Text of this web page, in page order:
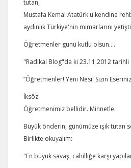
tutan,
Mustafa Kemal Atatürk'ü kendine
aydınlık Türkiye'nin mimarlarını
Öğretmenler günü kutlu olsun....
"Radikal Blog"da ki 23.11.2012 tarihli
“Öğretmenler! Yeni Nesil Sizin
İksöz:
Öğretmenimiz bellidir. Minnetle.
Büyük önderin, günümüze ışık tutan
Birlikte okuyalım:
"En büyük savaş, cahilliğe karşı